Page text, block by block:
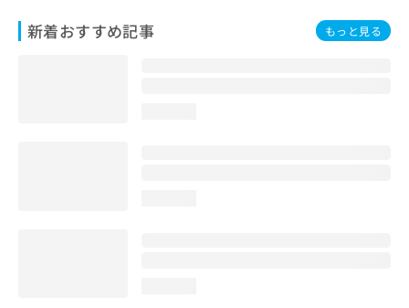
新着おすすめ記事 もっと見る
問